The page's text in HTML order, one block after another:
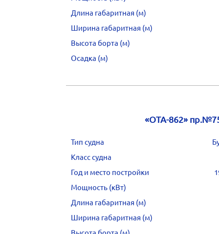
Длина габаритная (м)
Ширина габаритная (м)
Высота борта (м)
Осадка (м)
«ОТА-862»
Тип судна
Класс судна
Год и место постройки
Мощность (кВт)
Длина габаритная (м)
Ширина габаритная (м)